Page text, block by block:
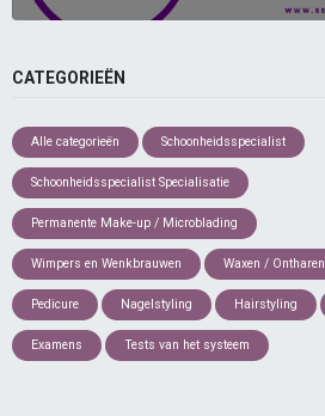
CATEGORIEËN
Alle categorieën Schoonheidsspecialist
Schoonheidsspecialist Specialisatie
Permanente Make-up / Microblading
Wimpers en Wenkbrauwen Waxen / Ontharen
Pedicure Nagelstyling Hairstyling
Examens Tests van het systeem